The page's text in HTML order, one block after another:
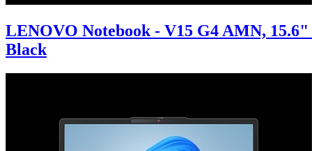
LENOVO Notebook - V15 G4 AMN, 15.6"
Black